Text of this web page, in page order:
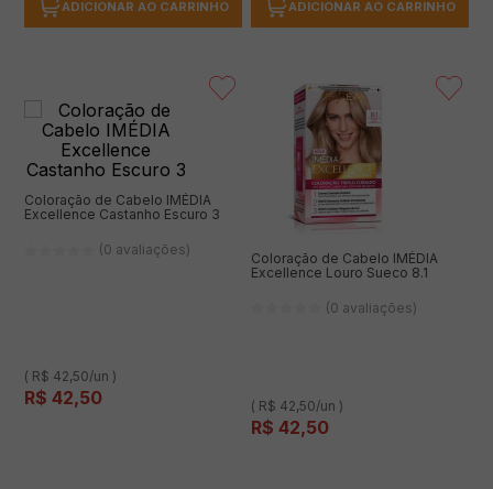
ADICIONAR AO CARRINHO ADICIONAR AO CARRINHO
Coloração de Cabelo IMÉDIA
Excellence Castanho Escuro 3
(0 avaliações)
( R$ 42,50/un )
R$ 42,50
Coloração de Cabelo IMÉDIA
Excellence Louro Sueco 8.1
(0 avaliações)
( R$ 42,50/un )
R$ 42,50